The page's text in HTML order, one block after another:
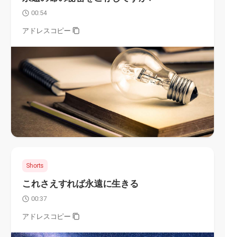
00:54
アドレスコピー
Shorts
これさえすれば永遠に生きる
00:37
アドレスコピー